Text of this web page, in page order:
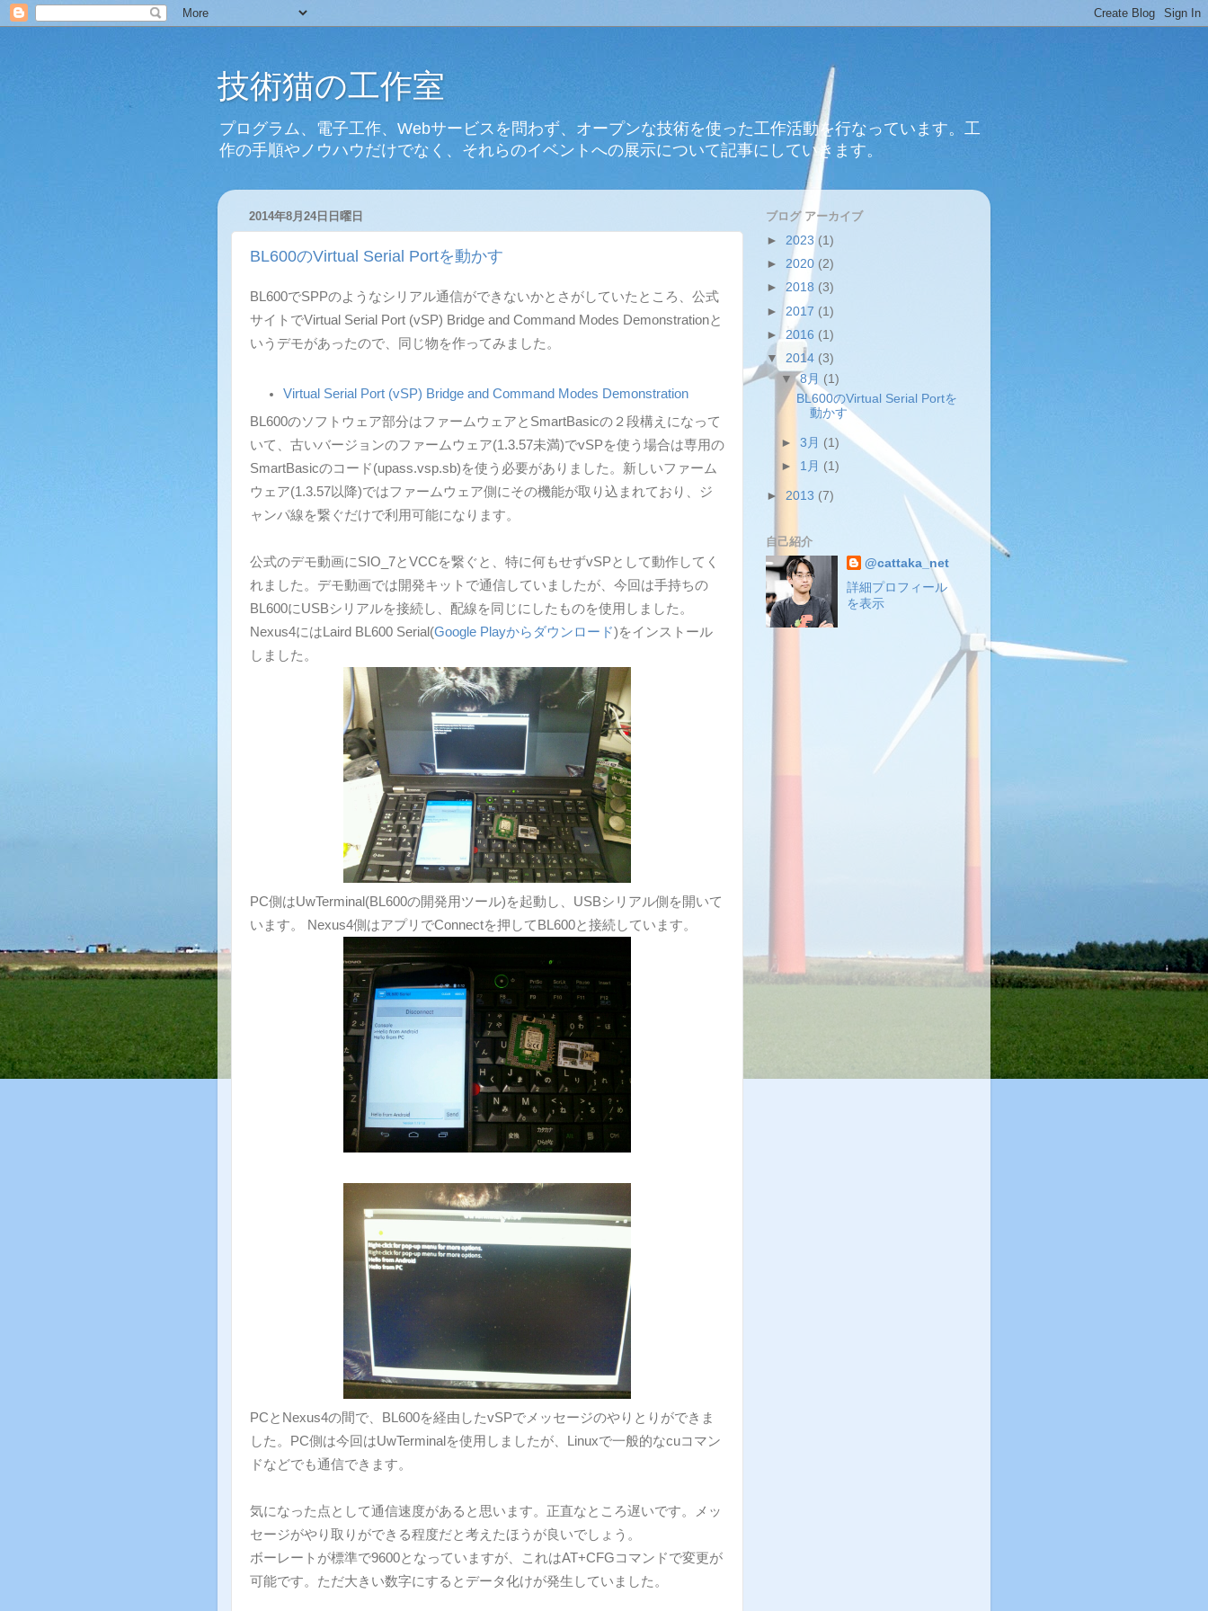
技術猫の工作室
プログラム、電子工作、Webサービスを問わず、オープンな技術を使った工作活動を行なっています。工
作の手順やノウハウだけでなく、それらのイベントへの展示について記事にしていきます。
2014年8月24日日曜日
BL600のVirtual Serial Portを動かす
BL600でSPPのようなシリアル通信ができないかとさがしていたところ、公式
サイトでVirtual Serial Port (vSP) Bridge and Command Modes Demonstrationと
いうデモがあったので、同じ物を作ってみました。
Virtual Serial Port (vSP) Bridge and Command Modes Demonstration
BL600のソフトウェア部分はファームウェアとSmartBasicの２段構えになって
いて、古いバージョンのファームウェア(1.3.57未満)でvSPを使う場合は専用の
SmartBasicのコード(upass.vsp.sb)を使う必要がありました。新しいファーム
ウェア(1.3.57以降)ではファームウェア側にその機能が取り込まれており、ジ
ャンパ線を繋ぐだけで利用可能になります。
公式のデモ動画にSIO_7とVCCを繋ぐと、特に何もせずvSPとして動作してく
れました。デモ動画では開発キットで通信していましたが、今回は手持ちの
BL600にUSBシリアルを接続し、配線を同じにしたものを使用しました。
Nexus4にはLaird BL600 Serial(Google Playからダウンロード)をインストール
しました。
PC側はUwTerminal(BL600の開発用ツール)を起動し、USBシリアル側を開いて
います。 Nexus4側はアプリでConnectを押してBL600と接続しています。
PCとNexus4の間で、BL600を経由したvSPでメッセージのやりとりができま
した。PC側は今回はUwTerminalを使用しましたが、Linuxで一般的なcuコマン
ドなどでも通信できます。
気になった点として通信速度があると思います。正直なところ遅いです。メッ
セージがやり取りができる程度だと考えたほうが良いでしょう。
ボーレートが標準で9600となっていますが、これはAT+CFGコマンドで変更が
可能です。ただ大きい数字にするとデータ化けが発生していました。
ブログ アーカイブ
► 2023 (1)
► 2020 (2)
► 2018 (3)
► 2017 (1)
► 2016 (1)
▼ 2014 (3)
▼8月 (1)
BL600のVirtual Serial Portを
動かす
►3月 (1)
► 1月 (1)
► 2013 (7)
自己紹介
@cattaka_net
詳細プロフィール
を表示